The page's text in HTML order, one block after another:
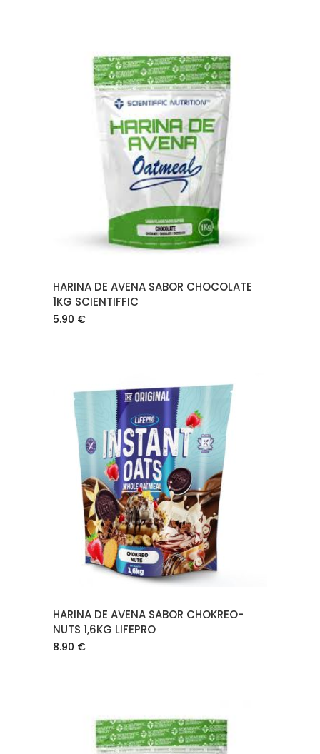
AÑADIR AL CARRITO
HARINA DE AVENA SABOR CHOCOLATE
1KG SCIENTIFFIC
5.90 €
AÑADIR AL CARRITO
HARINA DE AVENA SABOR CHOKREO-
NUTS 1,6KG LIFEPRO
8.90 €